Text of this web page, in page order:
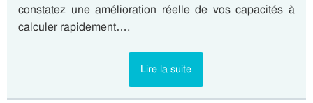
constatez une amélioration réelle de vos capacités à
calculer rapidement….
Lire la suite